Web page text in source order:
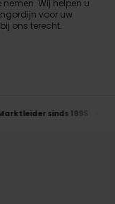
Wij helpen u
voor uw
ons terecht.
sinds 1995